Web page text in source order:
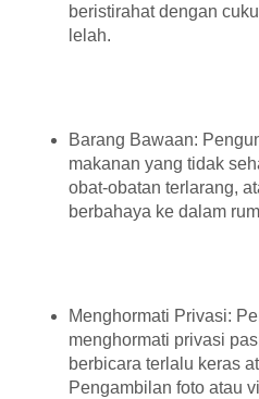
beristirahat dengan
lelah.
Barang Bawaan:
makanan yang tidak
obat-obatan terlarang,
berbahaya ke dalam
Menghormati Privasi:
menghormati privasi
berbicara terlalu keras
Pengambilan foto atau